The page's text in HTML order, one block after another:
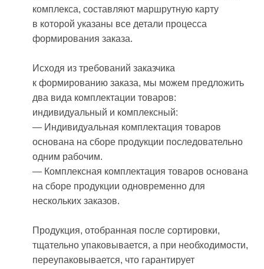
комплекса, составляют маршрутную карту
в которой указаны все детали процесса
формирования заказа.
Исходя из требований заказчика
к формированию заказа, мы можем предложить
два вида комплектации товаров:
индивидуальный и комплексный:
— Индивидуальная комплектация товаров
основана на сборе продукции последовательно
одним рабочим.
— Комплексная комплектация товаров основана
на сборе продукции одновременно для
нескольких заказов.
Продукция, отобранная после сортировки,
тщательно упаковывается, а при необходимости,
переупаковывается, что гарантирует